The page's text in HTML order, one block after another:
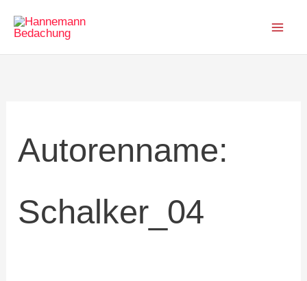
Inhalt
springen
Autorenname:
Schalker_04
nach: